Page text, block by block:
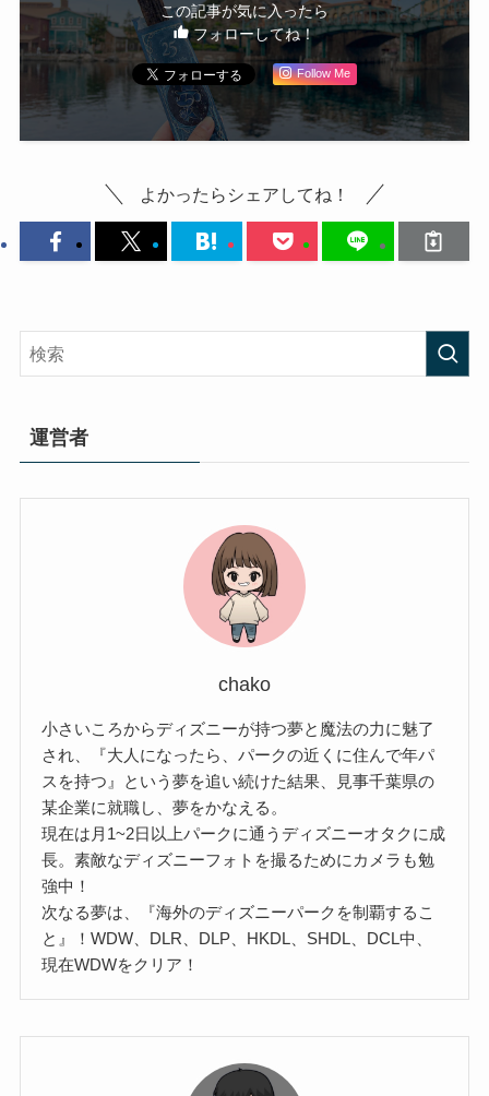
この記事が気に入ったら
フォローしてね！
Follow Me
よかったらシェアしてね！
運営者
chako
小さいころからディズニーが持つ夢と魔法の力に魅了
され、『大人になったら、パークの近くに住んで年パ
スを持つ』という夢を追い続けた結果、見事千葉県の
某企業に就職し、夢をかなえる。
現在は月1~2日以上パークに通うディズニーオタクに成
長。素敵なディズニーフォトを撮るためにカメラも勉
強中！
次なる夢は、『海外のディズニーパークを制覇するこ
と』！WDW、DLR、DLP、HKDL、SHDL、DCL中、
現在WDWをクリア！